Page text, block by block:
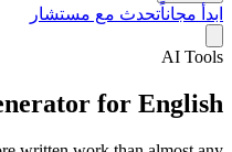
ابدأ مجاناًتحدث مع مستشار
AI Tools
for English